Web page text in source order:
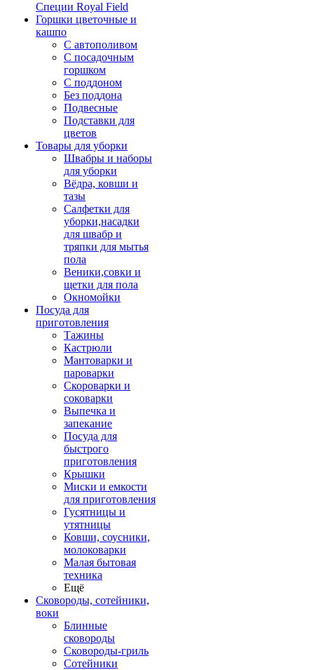
Специи Royal Field
Горшки цветочные и
кашпо
С автополивом
С посадочным
горшком
С поддоном
Без поддона
Подвесные
Подставки для
цветов
Товары для уборки
Швабры и наборы
для уборки
Вёдра, ковши и
тазы
Салфетки для
уборки,насадки
для швабр и
тряпки для мытья
пола
Веники,совки и
щетки для пола
Окномойки
Посуда для
приготовления
Тажины
Кастрюли
Мантоварки и
пароварки
Скороварки и
соковарки
Выпечка и
запекание
Посуда для
быстрого
приготовления
Крышки
Миски и емкости
для приготовления
Гусятницы и
утятницы
Ковши, соусники,
молоковарки
Малая бытовая
техника
Ещё
Сковороды, сотейники,
воки
Блинные
сковороды
Сковороды-гриль
Сотейники